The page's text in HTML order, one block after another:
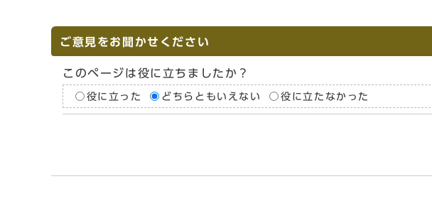
ご意見をお聞かせください
このページは役に立ちましたか？
役に立った どちらともいえない 役に立たなかった